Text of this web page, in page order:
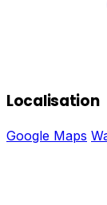
Localisation
Google Maps